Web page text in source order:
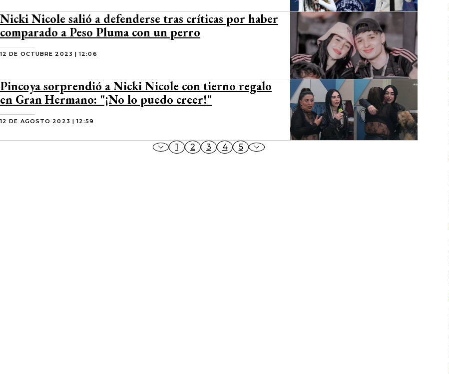
Nicki Nicole salió a defenderse tras críticas por haber
comparado a Peso Pluma con un perro
12 DE OCTUBRE 2023 | 12:06
Pincoya sorprendió a Nicki Nicole con tierno regalo
en Gran Hermano: "¡No lo puedo creer!"
12 DE AGOSTO 2023 | 12:59
1 2 3 4 5